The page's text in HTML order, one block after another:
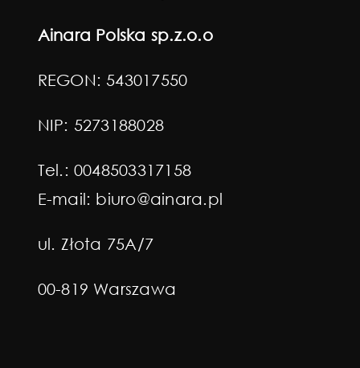
Ainara Polska sp.z.o.o
REGON: 543017550
NIP: 5273188028
Tel.:0048503317158
E-mail: biuro@ainara.pl
ul. Złota 75A/7
00-819 Warszawa